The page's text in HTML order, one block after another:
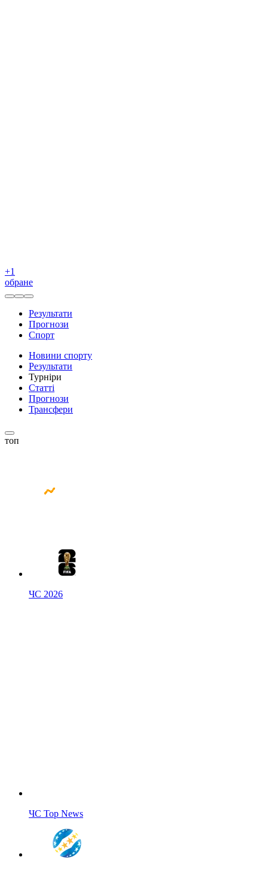
+1
обране
Результати
Прогнози
Спорт
Новини спорту
Результати
Турніри
Статті
Прогнози
Трансфери
топ
ЧС 2026
ЧС Top News